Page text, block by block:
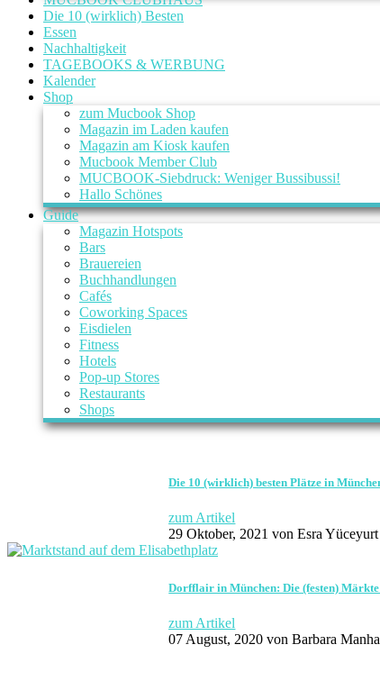
Die 10 (wirklich) Besten
Essen
Nachhaltigkeit
TAGEBOOKS & WERBUNG
Kalender
Shop
zum Mucbook Shop
Magazin im Laden kaufen
Magazin am Kiosk kaufen
Mucbook Member Club
MUCBOOK-Siebdruck: Weniger Bussibussi!
Hallo Schönes
Guide
Magazin Hotspots
Bars
Brauereien
Buchhandlungen
Cafés
Coworking Spaces
Eisdielen
Fitness
Hotels
Pop-up Stores
Restaurants
Shops
Die 10 (wirklich) besten Plätze in
zum Artikel
29 Oktober, 2021 von Esra Yüceyurt
Dorfflair in München: Die (festen)
zum Artikel
07 August, 2020 von Barbara